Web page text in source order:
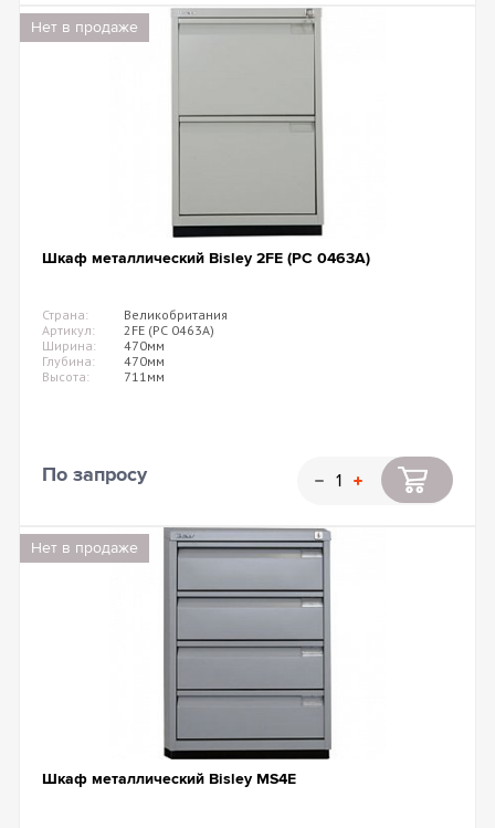
Нет в продаже
Шкаф металлический Bisley 2FE (PC 0463A)
Страна:
Великобритания
Артикул:
2FE (PC 0463A)
Ширина:
470мм
Глубина:
470мм
Высота:
711мм
По запросу
Нет в продаже
Шкаф металлический Bisley MS4E